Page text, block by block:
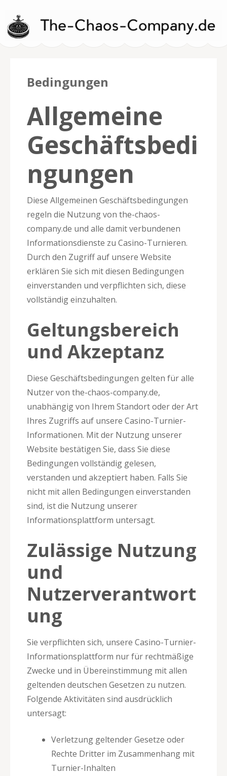
Company.de –
Casino Tournaments
Bedingungen
Allgemeine
Geschäftsbedi
ngungen
Diese Allgemeinen Geschäftsbedingungen
regeln die Nutzung von the-chaos-
company.de und alle damit verbundenen
Informationsdienste zu Casino-Turnieren.
Durch den Zugriff auf unsere Website
erklären Sie sich mit diesen Bedingungen
einverstanden und verpflichten sich, diese
vollständig einzuhalten.
Geltungsbereich
und Akzeptanz
Diese Geschäftsbedingungen gelten für alle
Nutzer von the-chaos-company.de,
unabhängig von Ihrem Standort oder der Art
Ihres Zugriffs auf unsere Casino-Turnier-
Informationen. Mit der Nutzung unserer
Website bestätigen Sie, dass Sie diese
Bedingungen vollständig gelesen,
verstanden und akzeptiert haben. Falls Sie
nicht mit allen Bedingungen einverstanden
sind, ist die Nutzung unserer
Informationsplattform untersagt.
Zulässige Nutzung
und
Nutzerverantwort
ung
Sie verpflichten sich, unsere Casino-Turnier-
Informationsplattform nur für rechtmäßige
Zwecke und in Übereinstimmung mit allen
geltenden deutschen Gesetzen zu nutzen.
Folgende Aktivitäten sind ausdrücklich
untersagt:
Verletzung geltender Gesetze oder
Rechte Dritter im Zusammenhang mit
Turnier-Inhalten